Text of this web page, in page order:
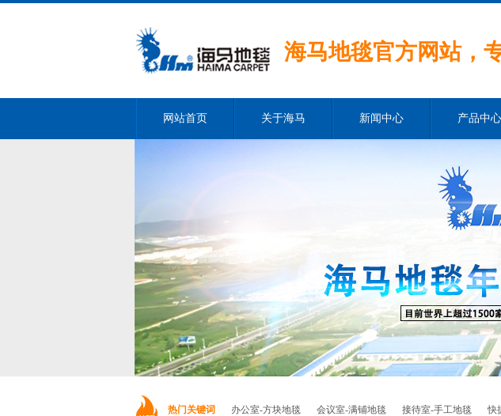
海马地毯官方网站，
网站首页 关于海马 新闻中心 产品中心
热门关键词 办公室-方块地毯 会议室-满铺地毯 接待室-手工地毯 快